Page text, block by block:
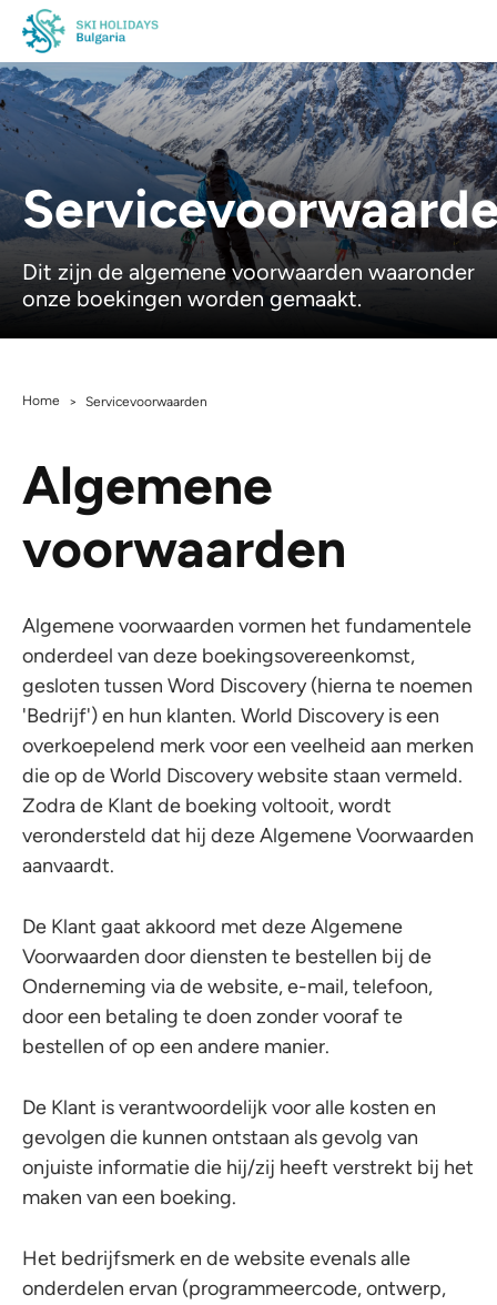
Dit zijn de algemene voorwaarden waaronder
onze boekingen worden gemaakt.
Home > Servicevoorwaarden
Algemene
voorwaarden
Algemene voorwaarden vormen het fundamentele
onderdeel van deze boekingsovereenkomst,
gesloten tussen Word Discovery (hierna te noemen
'Bedrijf') en hun klanten. World Discovery is een
overkoepelend merk voor een veelheid aan merken
die op de World Discovery website staan vermeld.
Zodra de Klant de boeking voltooit, wordt
verondersteld dat hij deze Algemene Voorwaarden
aanvaardt.
De Klant gaat akkoord met deze Algemene
Voorwaarden door diensten te bestellen bij de
Onderneming via de website, e-mail, telefoon,
door een betaling te doen zonder vooraf te
bestellen of op een andere manier.
De Klant is verantwoordelijk voor alle kosten en
gevolgen die kunnen ontstaan als gevolg van
onjuiste informatie die hij/zij heeft verstrekt bij het
maken van een boeking.
Het bedrijfsmerk en de website evenals alle
onderdelen ervan (programmeercode, ontwerp,